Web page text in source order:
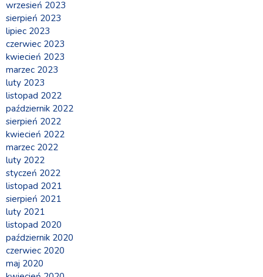
wrzesień 2023
sierpień 2023
lipiec 2023
czerwiec 2023
kwiecień 2023
marzec 2023
luty 2023
listopad 2022
październik 2022
sierpień 2022
kwiecień 2022
marzec 2022
luty 2022
styczeń 2022
listopad 2021
sierpień 2021
luty 2021
listopad 2020
październik 2020
czerwiec 2020
maj 2020